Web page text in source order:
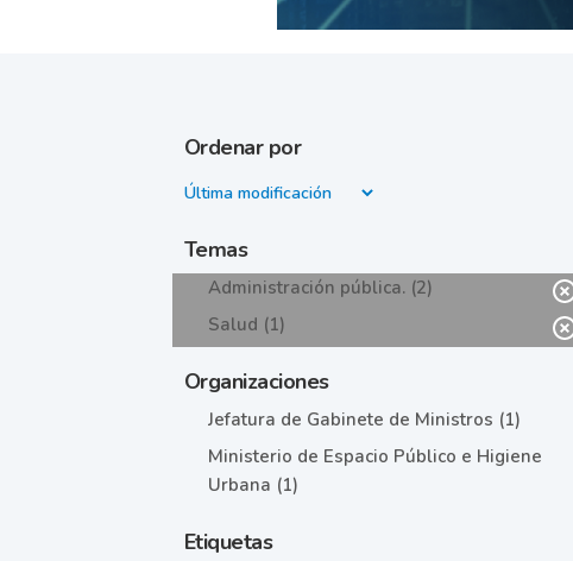
Ordenar por
Temas
Administración pública. (2)
Salud (1)
Organizaciones
Jefatura de Gabinete de Ministros (1)
Ministerio de Espacio Público e Higiene
Urbana (1)
Etiquetas